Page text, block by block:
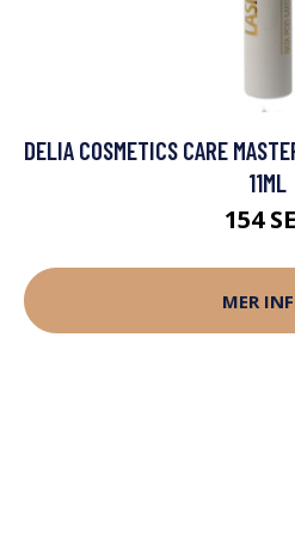
DELIA COSMETICS CARE
11ML
154
MER